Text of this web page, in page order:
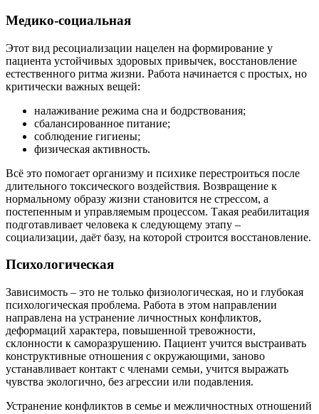
Медико-социальная
Этот вид ресоциализации нацелен на формирование у
пациента устойчивых здоровых привычек, восстановление
естественного ритма жизни. Работа начинается с простых, но
критически важных вещей:
налаживание режима сна и бодрствования;
сбалансированное питание;
соблюдение гигиены;
физическая активность.
Всё это помогает организму и психике перестроиться после
длительного токсического воздействия. Возвращение к
нормальному образу жизни становится не стрессом, а
постепенным и управляемым процессом. Такая реабилитация
подготавливает человека к следующему этапу –
социализации, даёт базу, на которой строится восстановление.
Психологическая
Зависимость – это не только физиологическая, но и глубокая
психологическая проблема. Работа в этом направлении
направлена на устранение личностных конфликтов,
деформаций характера, повышенной тревожности,
склонности к саморазрушению. Пациент учится выстраивать
конструктивные отношения с окружающими, заново
устанавливает контакт с членами семьи, учится выражать
чувства экологично, без агрессии или подавления.
Устранение конфликтов в семье и межличностных отношений